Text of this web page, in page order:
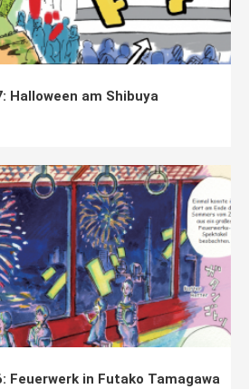
Halloween am Shibuya
Feuerwerk in Futako Tamagawa